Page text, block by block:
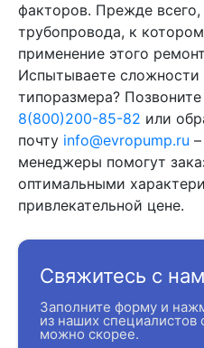
факторов. Прежде всего,
трубопровода, к
применение этого
Испытываете
типоразмера?
8(800)200-85-82 или
почту info@evropump.ru
менеджеры помогут
оптимальными
привлекательной цене.
Свяжитесь с
Заполните форму и
из наших специалистов
можно скорее.